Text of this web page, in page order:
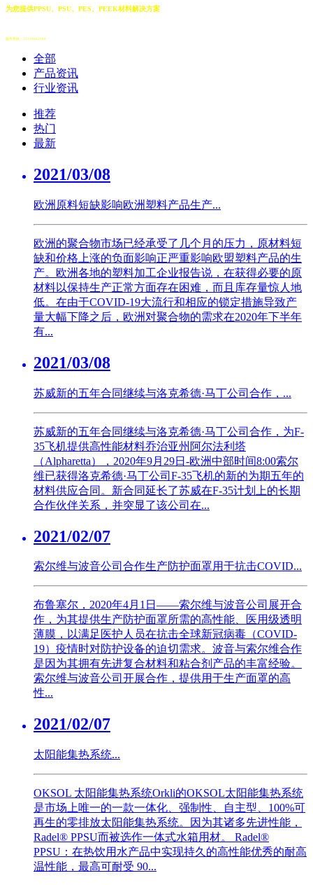
为您提供PPSU、PSU、PES、PEEK材料解决方案
服务热线：13208082088
全部
产品资讯
行业资讯
推荐
热门
最新
2021/03/08
欧洲原料短缺影响欧洲塑料产品生产...
欧洲的聚合物市场已经承受了几个月的压力，原材料短
缺和价格上涨的负面影响正严重影响欧盟塑料产品的生
产。欧洲各地的塑料加工企业报告说，在获得必要的原
材料以保持生产正常方面存在困难，而且库存量惊人地
低。在由于COVID-19大流行和相应的锁定措施导致产
量大幅下降之后，欧洲对聚合物的需求在2020年下半年
有...
2021/03/08
苏威新​​的五年合同继续与洛克希德·马丁公司合作，...
苏威新的五年合同继续与洛克希德·马丁公司合作，为F-
35飞机提供高性能材料乔治亚州阿尔法利塔
（Alpharetta），2020年9月29日-欧洲中部时间8:00索尔
维已获得洛克希德·马丁公司F-35飞机的新的为期五年的
材料供应合同。新合同延长了苏威在F-35计划上的长期
合作伙伴关系，并突显了该公司在...
2021/02/07
索尔维与波音公司合作生产防护面罩用于抗击COVID...
布鲁塞尔，2020年4月1日——索尔维与波音公司展开合
作，为其提供生产防护面罩所需的高性能、医用级透明
薄膜，以满足医护人员在抗击全球新冠病毒（COVID-
19）疫情时对防护设备的迫切需求。波音与索尔维合作
是因为其拥有先进复合材料和粘合剂产品的丰富经验。
索尔维与波音公司开展合作，提供用于生产面罩的高
性...
2021/02/07
太阳能集热系统...
OKSOL 太阳能集热系统Orkli的OKSOL太阳能集热系统
是市场上唯一的一款一体化、强制性、自主型、100%可
再生的零排放太阳能集热系统。因为其诸多先进性能，
Radel® PPSU而被选作一体式水箱用材。 Radel®
PPSU：在热饮用水产品中实现持久的高性能优秀的耐高
温性能，最高可耐受 90...